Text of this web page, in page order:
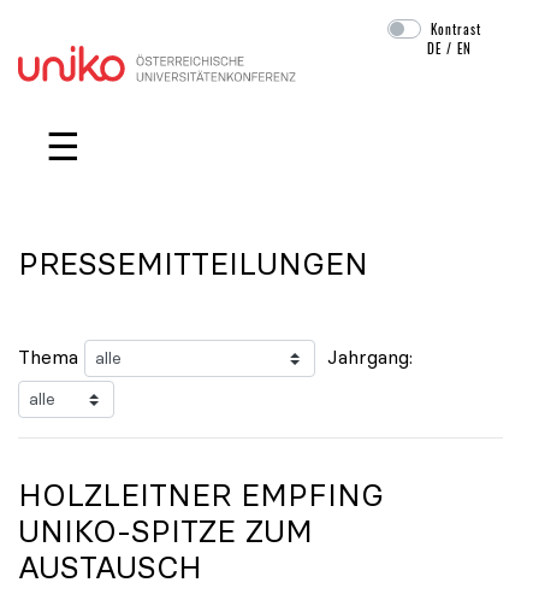
Navigation überspringen
Kontrast
DE /EN
☰
PRESSEMITTEILUNGEN
Thema Jahrgang:
HOLZLEITNER EMPFING
UNIKO-SPITZE ZUM
AUSTAUSCH